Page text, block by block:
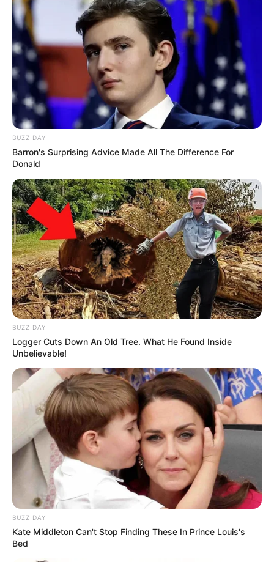
BUZZ DAY
Barron's Surprising Advice Made All The Difference For
Donald
BUZZ DAY
Logger Cuts Down An Old Tree. What He Found Inside
Unbelievable!
BUZZ DAY
Kate Middleton Can't Stop Finding These In Prince Louis's
Bed